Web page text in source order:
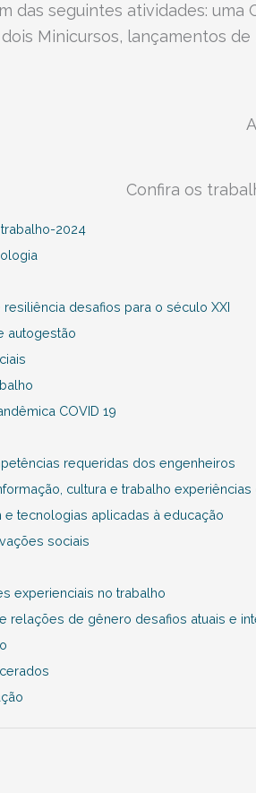
das seguintes atividades:
Minicursos, lançamentos
Confira os
2024
desafios para o século XXI
autogestão
COVID 19
requeridas dos engenheiros
cultura e trabalho
tecnologias aplicadas à educação
sociais
experienciais no trabalho
relações de gênero desafios atuais e